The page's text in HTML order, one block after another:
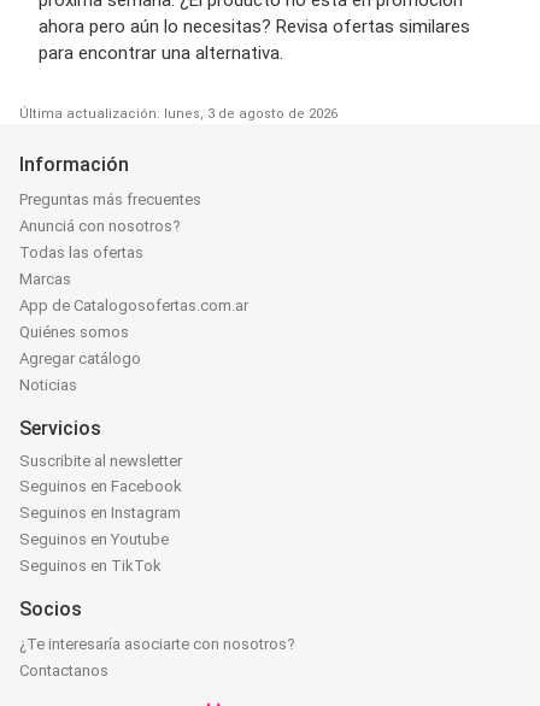
ahora pero aún lo necesitas? Revisa ofertas similares
para encontrar una alternativa.
Última actualización: lunes, 3 de agosto de 2026
Información
Preguntas más frecuentes
Anunciá con nosotros?
Todas las ofertas
Marcas
App de Catalogosofertas.com.ar
Quiénes somos
Agregar catálogo
Noticias
Servicios
Suscribite al newsletter
Seguinos en Facebook
Seguinos en Instagram
Seguinos en Youtube
Seguinos en TikTok
Socios
¿Te interesaría asociarte con nosotros?
Contactanos